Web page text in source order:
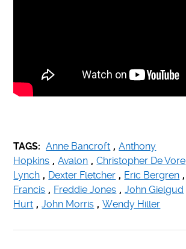
TAGS: Anne Bancroft , Anthony
Hopkins , Avalon , Christopher De Vore
Lynch , Dexter Fletcher , Eric Bergren ,
Francis , Freddie Jones , John Gielgud
Hurt , John Morris , Wendy Hiller